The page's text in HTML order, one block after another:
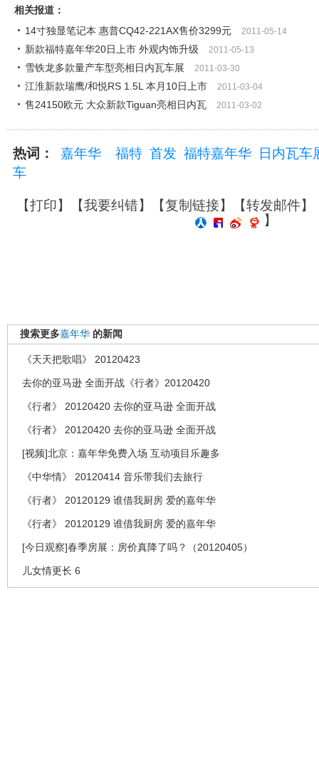
相关报道：
14寸独显笔记本 惠普CQ42-221AX售价3299元
2011-05-14
新款福特嘉年华20日上市 外观内饰升级 2011-05-13
雪铁龙多款量产车型亮相日内瓦车展 2011-03-30
江淮新款瑞鹰/和悦RS 1.5L 本月10日上市 2011-03-04
售24150欧元 大众新款Tiguan亮相日内瓦 2011-03-02
热词： 嘉年华 福特 首发 福特嘉年华
日内瓦车
车
【打印】【我要纠错】【复制链接】【转发邮件】
】
搜索更多嘉年华 的新闻
《天天把歌唱》 20120423
去你的亚马逊 全面开战《行者》20120420
《行者》 20120420 去你的亚马逊 全面开战
《行者》 20120420 去你的亚马逊 全面开战
[视频]北京：嘉年华免费入场 互动项目乐趣多
《中华情》 20120414 音乐带我们去旅行
《行者》 20120129 谁借我厨房 爱的嘉年华
《行者》 20120129 谁借我厨房 爱的嘉年华
[今日观察]春季房展：房价真降了吗？（20120405）
儿女情更长 6